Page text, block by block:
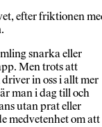
efter friktionen
snarka eller
Men trots att
in oss i allt mer
man i dag till och
utan prat eller
medvetenhet om att